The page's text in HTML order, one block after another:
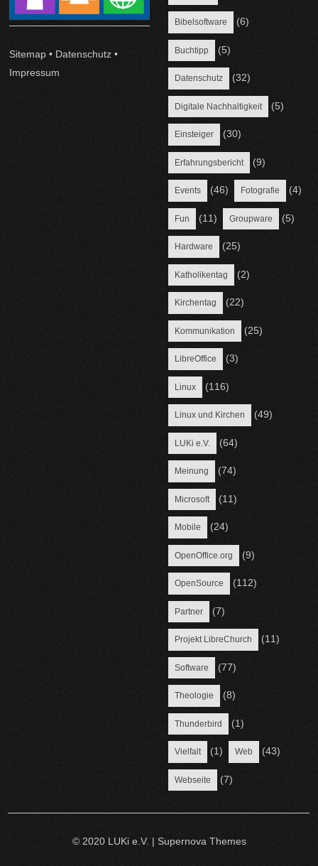
Sitemap • Datenschutz •
Impressum
Bibelsoftware (6)
Buchtipp (5)
Datenschutz (32)
Digitale Nachhaltigkeit (5)
Einsteiger (30)
Erfahrungsbericht (9)
Events (46) Fotografie (4)
Fun (11) Groupware (5)
Hardware (25)
Katholikentag (2)
Kirchentag (22)
Kommunikation (25)
LibreOffice (3)
Linux (116)
Linux und Kirchen (49)
LUKi e.V. (64)
Meinung (74)
Microsoft (11)
Mobile (24)
OpenOffice.org (9)
OpenSource (112)
Partner (7)
Projekt LibreChurch (11)
Software (77)
Theologie (8)
Thunderbird (1)
Vielfalt (1) Web (43)
Webseite (7)
© 2020 LUKi e.V. | Supernova Themes